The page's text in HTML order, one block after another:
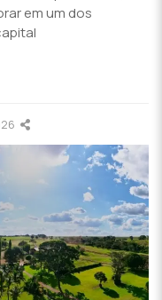
em um dos